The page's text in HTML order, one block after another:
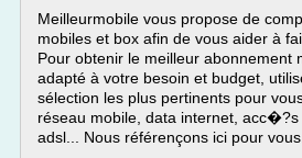
Meilleurmobile vous propose de
mobiles et box afin de vous aider à
Pour obtenir le meilleur abonnement
adapté à votre besoin et budget,
sélection les plus pertinents pour
réseau mobile, data internet, acc�?s
adsl... Nous référençons ici pour